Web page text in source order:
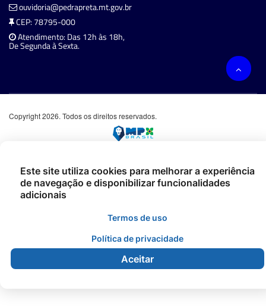
ouvidoria@pedrapreta.mt.gov.br
CEP: 78795-000
Atendimento: Das 12h às 18h,
De Segunda à Sexta.
Copyright 2026. Todos os direitos reservados.
Este site utiliza cookies para melhorar a experiência
de navegação e disponibilizar funcionalidades
adicionais
Termos de uso
Política de privacidade
Aceitar